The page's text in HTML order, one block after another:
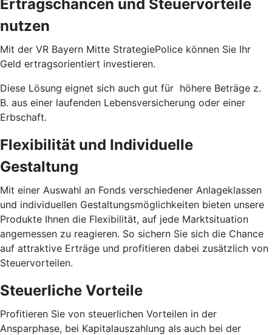
Ertragschancen und Steuervorteile
nutzen
Mit der VR Bayern Mitte StrategiePolice können Sie Ihr
Geld ertragsorientiert investieren.
Diese Lösung eignet sich auch gut für höhere Beträge z.
B. aus einer laufenden Lebensversicherung oder einer
Erbschaft.
Flexibilität und Individuelle
Gestaltung
Mit einer Auswahl an Fonds verschiedener Anlageklassen
und individuellen Gestaltungsmöglichkeiten bieten unsere
Produkte Ihnen die Flexibilität, auf jede Marktsituation
angemessen zu reagieren. So sichern Sie sich die Chance
auf attraktive Erträge und profitieren dabei zusätzlich von
Steuervorteilen.
Steuerliche Vorteile
Profitieren Sie von steuerlichen Vorteilen in der
Ansparphase, bei Kapitalauszahlung als auch bei der